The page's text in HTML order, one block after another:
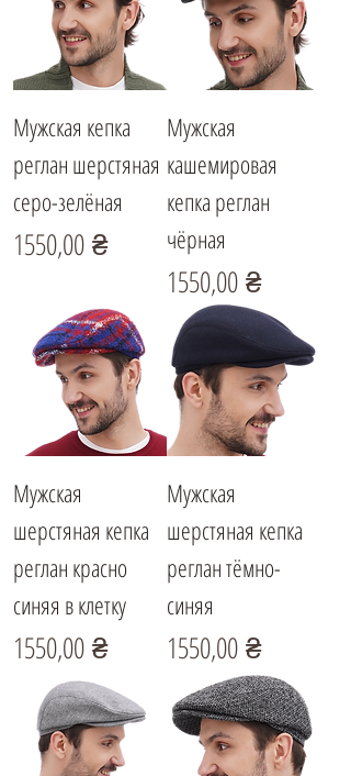
Мужская кепка
реглан шерстяная
серо-зелёная
Цена
1550,00 ₴
Мужская
кашемировая
кепка реглан
чёрная
Цена
1550,00 ₴
Мужская
шерстяная кепка
реглан красно
синяя в клетку
Цена
1550,00 ₴
Мужская
шерстяная кепка
реглан тёмно-
синяя
Цена
1550,00 ₴